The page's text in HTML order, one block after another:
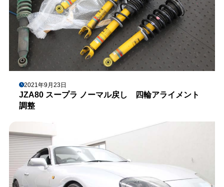
2021年9月23日
JZA80 スープラ ノーマル戻し 四輪アライメント
調整